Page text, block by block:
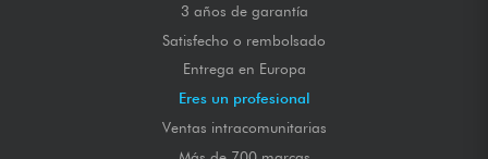
3 años de garantía
Satisfecho o rembolsado
Entrega en Europa
Eres un profesional
Ventas intracomunitarias